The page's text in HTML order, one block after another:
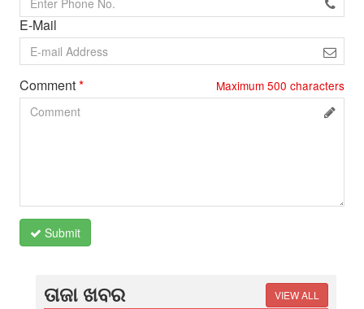
E-Mail
Comment* Maximum 500 characters
Submit
ତାଜା ଖବର VIEW ALL